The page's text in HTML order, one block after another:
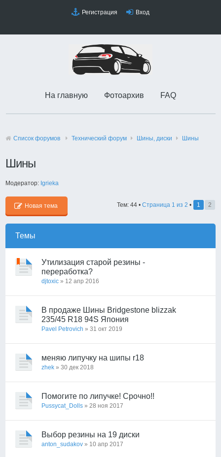
Регистрация Вход
На главную Фотоархив FAQ
Список форумов Технический форyм Шины, диски Шины
Шины
Модератор: Igrieka
Новая тема Тем: 44 • Страница 1 из 2 • 1 2
Темы
Утилизация старой резины -
переработка?
djtoxic » 12 апр 2016
В продаже Шины Bridgestone blizzak
235/45 R18 94S Япония
Pavel Petrovich » 31 окт 2019
меняю липучку на шипы r18
zhek » 30 дек 2018
Помогите по липучке! Срочно!!
Pussycat_Dolls » 28 ноя 2017
Выбор резины на 19 диски
anton_sudakov » 10 апр 2017